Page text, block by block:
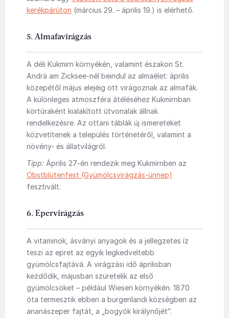
kerékpárúton (március 29. – április 19.) is elérhető.
5. Almafavirágzás
A déli Kukmirn környékén, valamint északon St.
Andrä am Zicksee-nél beindul az almaélet: április
közepétől május elejéig ott virágoznak az almafák.
A különleges atmoszféra átéléséhez Kukmirnban
körtúraként kialakított útvonalak állnak
rendelkezésre. Az ottani táblák új ismereteket
közvetítenek a település történetéről, valamint a
növény- és állatvilágról.
Tipp: Április 27-én rendezik meg Kukmirnben az
Obstblütenfest (Gyümölcsvirágzás-ünnep)
fesztivált.
6. Epervirágzás
A vitaminok, ásványi anyagok és a jellegzetes íz
teszi az epret az egyik legkedveltebb
gyümölcsfajtává. A virágzási idő áprilisban
kezdődik, májusban szüretelik az első
gyümölcsöket – például Wiesen környékén. 1870
óta termesztik ebben a burgenlandi községben az
ananászeper fajtát, a „bogyók királynőjét”.